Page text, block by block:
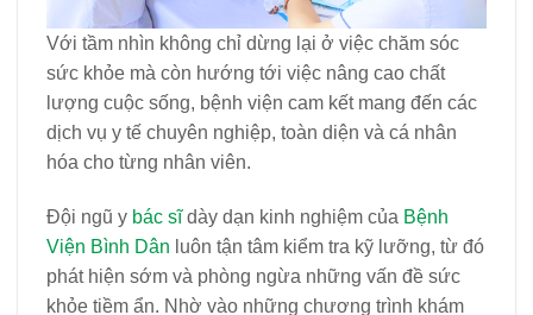
Với tầm nhìn không chỉ dừng lại ở việc chăm sóc
sức khỏe mà còn hướng tới việc nâng cao chất
lượng cuộc sống, bệnh viện cam kết mang đến các
dịch vụ y tế chuyên nghiệp, toàn diện và cá nhân
hóa cho từng nhân viên.
Đội ngũ y bác sĩdày dạn kinh nghiệm của Bệnh
Viện Bình Dân luôn tận tâm kiểm tra kỹ lưỡng, từ đó
phát hiện sớm và phòng ngừa những vấn đề sức
khỏe tiềm ẩn. Nhờ vào những chương trình khám